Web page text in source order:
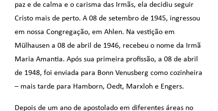
paz e de calma e o carisma das Irmãs, ela decidiu seguir
Cristo mais de perto. A 08 de setembro de 1945, ingressou
em nossa Congregação, em Ahlen. Na vestição em
Mülhausen a 08 de abril de 1946, recebeu o nome da Irmã
Maria Amantia. Após sua primeira profissão, a 08 de abril
de 1948, foi enviada para Bonn Venusberg como cozinheira
– mais tarde para Hamborn, Oedt, Marxloh e Engers.
Depois de um ano de apostolado em diferentes áreas no